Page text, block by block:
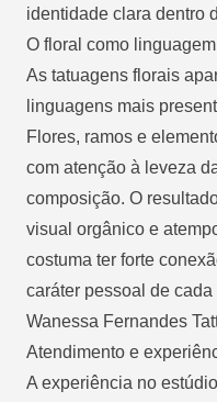
identidade clara dentro
O floral como
As tatuagens florais
linguagens mais
Flores, ramos e
com atenção à leveza
composição. O
visual orgânico e
costuma ter forte
caráter pessoal de cada
Wanessa Fernandes
Atendimento e
A experiência no